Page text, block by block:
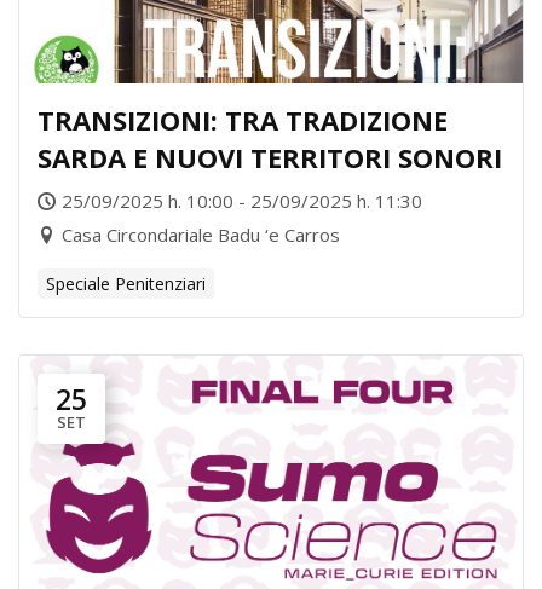
TRANSIZIONI: TRA TRADIZIONE
SARDA E NUOVI TERRITORI SONORI
25/09/2025 h. 10:00 - 25/09/2025 h. 11:30
Casa Circondariale Badu ‘e Carros
Speciale Penitenziari
25
SET